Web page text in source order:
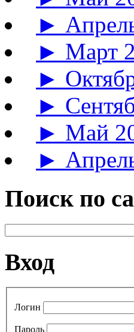
►
► Март
►
►
► Май
►
Поиск по
Вход
Логин
Пароль